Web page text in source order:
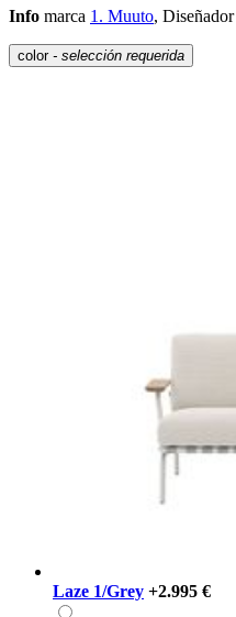
Info marca 1. Muuto, Diseñador
color - selección requerida
Laze 1/Grey +2.995 €